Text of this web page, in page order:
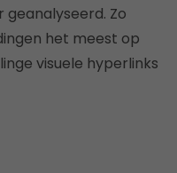
Zo
het meest op
visuele hyperlinks